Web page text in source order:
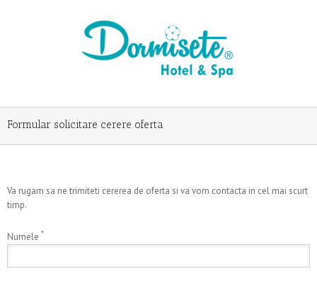
Formular solicitare cerere oferta
Va rugam sa ne trimiteti cererea de oferta si va vom contacta in cel mai scurt
timp.
Numele *